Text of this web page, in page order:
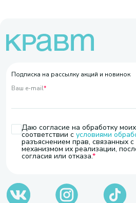
Подписка на рассылку акций и новинок
Ваш e-mail*
Даю согласие на обработку
соответствии с условиями
разъяснением прав, связанных с
механизмом их реализации,
согласия или отказа.